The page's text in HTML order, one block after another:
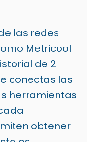
las redes
Metricool
de 2
conectas las
herramientas
obtener